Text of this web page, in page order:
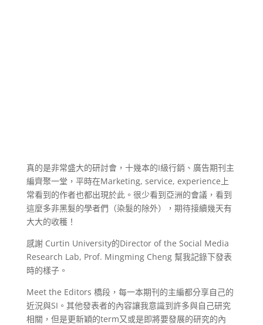
真的是非常盛大的研討會，十幾本的I級行銷、廣告期刊主
編齊聚一堂，平時在Marketing, service, experience上
常看到的作者也都出現於此。很少看到亞洲的會議，看到
這麼多非黑髮的學者們（染髮的除外），期待接續幾天有
大大的收穫！
感謝 Curtin University的Director of the Social Media
Research Lab, Prof. Mingming Cheng 幫我記錄下發表
時的樣子。
Meet the Editors 橋段，每一本期刊的主編都分享自己的
近況與SI。其他發表者的內容讓我意識到許多與自己研究
相關，但是更新穎的term又或是即將要發展的研究的內